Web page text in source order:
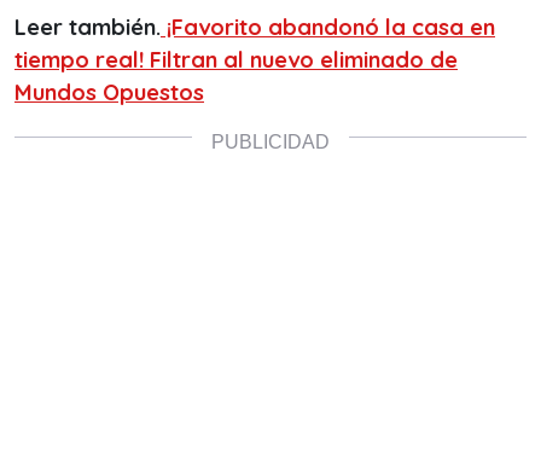
Leer también. ¡Favorito abandonó la casa en
tiempo real! Filtran al nuevo eliminado de
Mundos Opuestos